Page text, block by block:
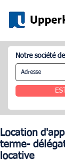
Notre société
Location
terme-
locative